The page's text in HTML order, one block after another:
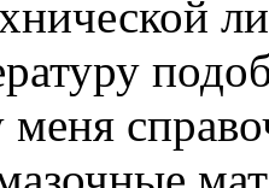
меня